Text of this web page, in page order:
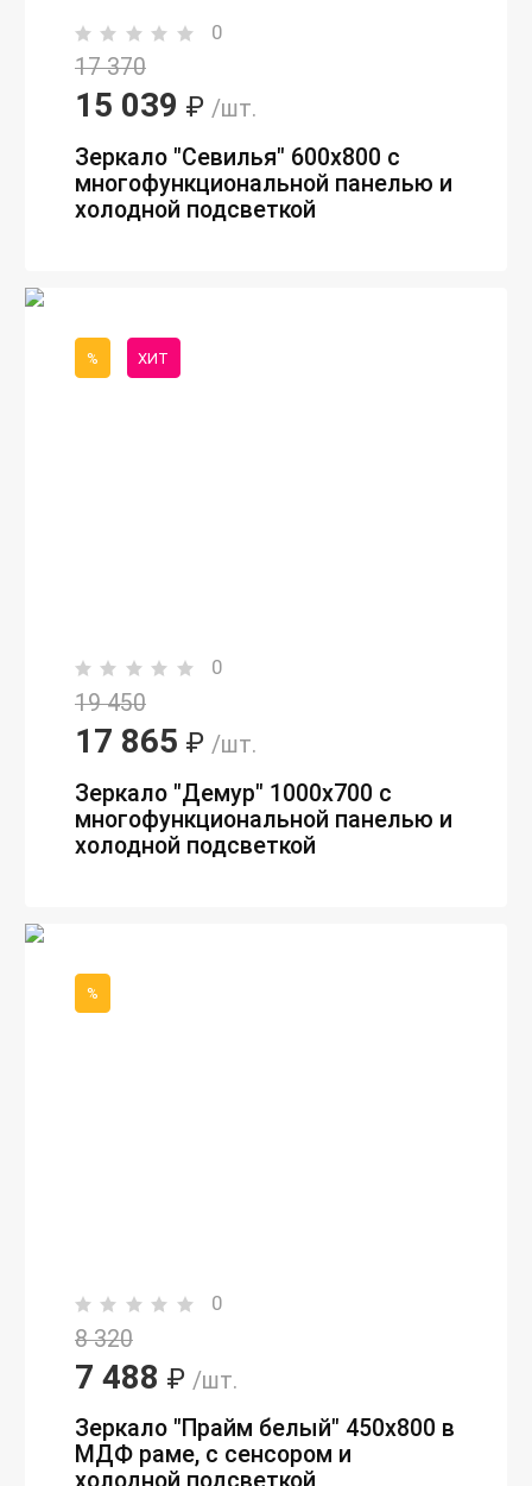
0
17 370
15 039 ₽ /шт.
Зеркало "Севилья" 600х800 с
многофункциональной панелью и
холодной подсветкой
% ХИТ
0
19 450
17 865 ₽ /шт.
Зеркало "Демур" 1000х700 с
многофункциональной панелью и
холодной подсветкой
%
0
8 320
7 488 ₽ /шт.
Зеркало "Прайм белый" 450х800 в
МДФ раме, с сенсором и